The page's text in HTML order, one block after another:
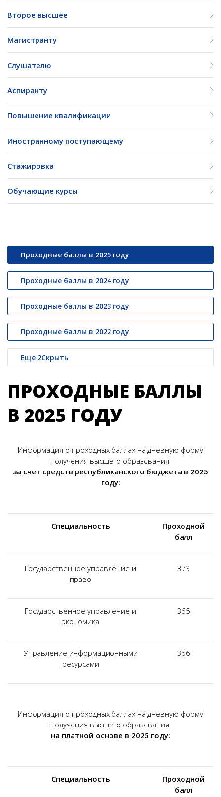
Второе высшее
Магистранту
Слушателю
Аспиранту
Повышение квалификации
Иностранному поступающему
Стажировка
Обучающие курсы
Проходные баллы в 2025 году
Проходные баллы в 2024 году
Проходные баллы в 2023 году
Проходные баллы в 2022 году
Еще 2Скрыть
ПРОХОДНЫЕ БАЛЛЫ
В 2025 ГОДУ
Информация о проходных баллах на дневную форму
получения высшего образования
за счет средств республиканского бюджета в 2025
году:
Специальность
Проходной
балл
Государственное управление и
право
373
Государственное управление и
экономика
355
Управление информационными
ресурсами
356
Информация о проходных баллах на дневную форму
получения высшего образования
на платной основе в 2025 году:
Специальность
Проходной
балл